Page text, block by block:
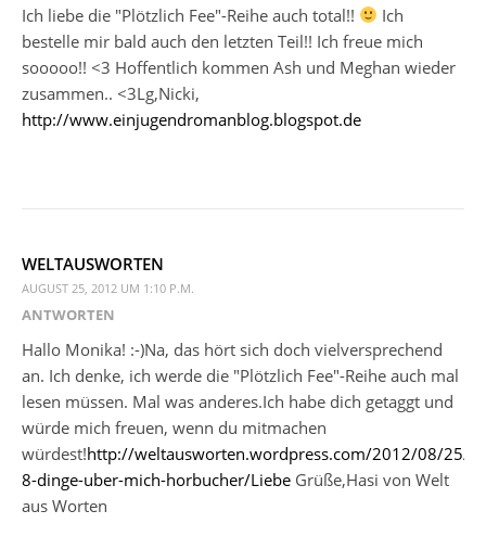
Ich liebe die "Plötzlich Fee"-Reihe auch total!!
Ich
bestelle mir bald auch den letzten Teil!! Ich freue mich
sooooo!! <3 Hoffentlich kommen Ash und Meghan wieder
zusammen.. <3Lg,Nicki,
http://www.einjugendromanblog.blogspot.de
WELTAUSWORTEN
AUGUST 25, 2012 UM 1:10 P.M.
ANTWORTEN
Hallo Monika! :-)Na, das hört sich doch vielversprechend
an. Ich denke, ich werde die "Plötzlich Fee"-Reihe auch mal
lesen müssen. Mal was anderes.Ich habe dich getaggt und
würde mich freuen, wenn du mitmachen
würdest!http://weltausworten.wordpress.com/2012/08/25/
8-dinge-uber-mich-horbucher/Liebe Grüße,Hasi von Welt
aus Worten